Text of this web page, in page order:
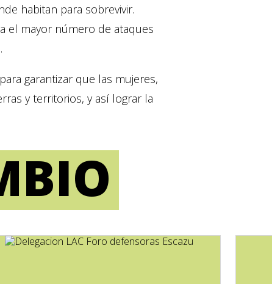
habitan para sobrevivir.
el mayor número de ataques
garantizar que las mujeres,
y territorios, y así lograr la